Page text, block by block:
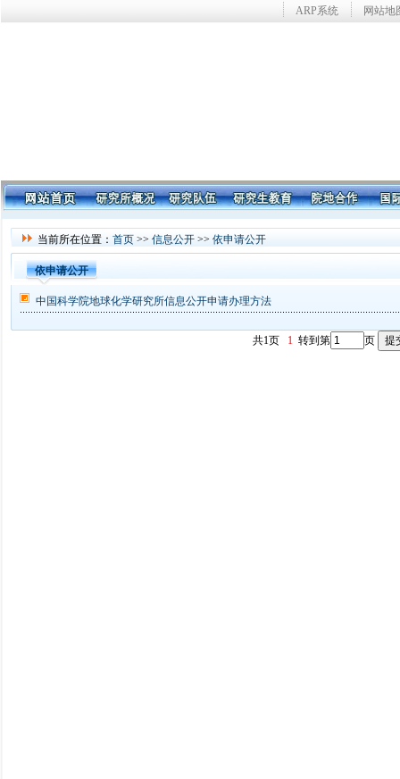
ARP系统 网站地
当前所在位置： 首页 >> 信息公开 >> 依申请公开
依申请公开
中国科学院地球化学研究所信息公开申请办理方法
共1页 1 转到第 页